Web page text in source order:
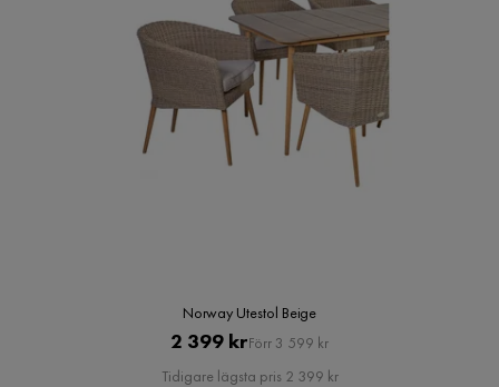
Norway Utestol Beige
Pris
2 399 krOriginal
Pris
Förr 3 599 kr
Tidigare lägsta pris 2 399 kr